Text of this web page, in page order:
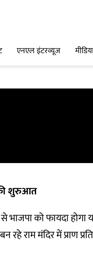
एनएल इंटरव्यूज
शुरुआत
से भाजपा को फायदा
रहे राम मंदिर में प्राण